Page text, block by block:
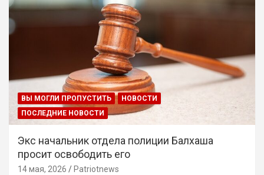
ВЫ МОГЛИ ПРОПУСТИТЬ
НОВОСТИ
ПОСЛЕДНИЕ НОВОСТИ
Экс начальник отдела полиции Балхаша
просит освободить его
14 мая, 2026 Patriotnews